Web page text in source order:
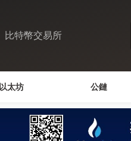
比特幣交易所
以太坊 公鏈